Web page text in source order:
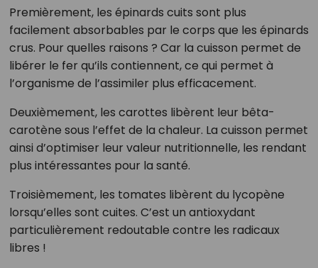
Premièrement, les épinards cuits sont plus
facilement absorbables par le corps que les épinards
crus. Pour quelles raisons ? Car la cuisson permet de
libérer le fer qu’ils contiennent, ce qui permet à
l’organisme de l’assimiler plus efficacement.
Deuxièmement, les carottes libèrent leur bêta-
carotène sous l’effet de la chaleur. La cuisson permet
ainsi d’optimiser leur valeur nutritionnelle, les rendant
plus intéressantes pour la santé.
Troisièmement, les tomates libèrent du lycopène
lorsqu’elles sont cuites. C’est un antioxydant
particulièrement redoutable contre les radicaux
libres !